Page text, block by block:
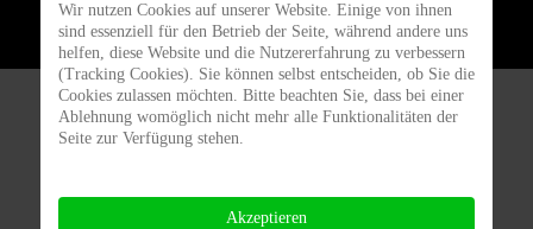
Wir nutzen Cookies auf unserer Website. Einige von ihnen
sind essenziell für den Betrieb der Seite, während andere uns
helfen, diese Website und die Nutzererfahrung zu verbessern
(Tracking Cookies). Sie können selbst entscheiden, ob Sie die
Cookies zulassen möchten. Bitte beachten Sie, dass bei einer
Ablehnung womöglich nicht mehr alle Funktionalitäten der
Seite zur Verfügung stehen.
Akzeptieren